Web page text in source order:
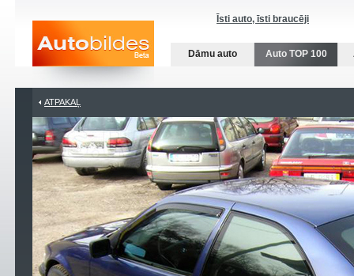
Īsti auto, īsti braucēji
Dāmu auto Auto TOP 100
ATPAKAĻ